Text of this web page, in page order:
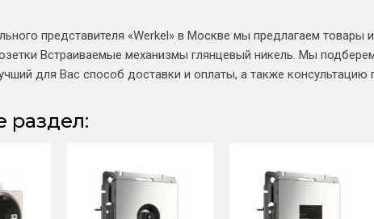
представителя «Werkel» в Москве мы предлагаем товары
Встраиваемые механизмы глянцевый никель. Мы
для Вас способ доставки и оплаты, а также консультацию
раздел: